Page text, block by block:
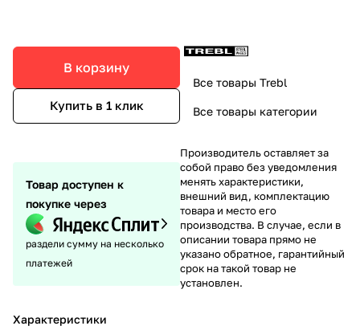
В корзину
Купить в 1 клик
Товар доступен к
покупке через
раздели сумму на несколько
платежей
Характеристики
Все товары Trebl
Все товары категории
Производитель оставляет за
собой право без уведомления
менять характеристики,
внешний вид, комплектацию
товара и место его
производства. В случае, если в
описании товара прямо не
указано обратное, гарантийный
срок на такой товар не
установлен.